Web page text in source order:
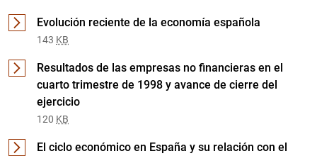
Evolución reciente de la economía española
143 KB
Resultados de las empresas no financieras en el
cuarto trimestre de 1998 y avance de cierre del
ejercicio
120 KB
El ciclo económico en España y su relación con el